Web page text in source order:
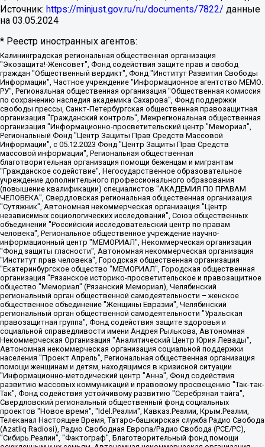
Источник: https://minjust.gov.ru/ru/documents/7822/ данные
на 03.05.2024
* Реестр иностранных агентов:
Калининградская региональная общественная организация "Экозащита!-Женсовет", Фонд содействия защите прав и свобод граждан "Общественный вердикт", Фонд "Институт Развития Свободы Информации", Частное учреждение "Информационное агентство МЕМО. РУ", Региональная общественная организация "Общественная комиссия по сохранению наследия академика Сахарова", Фонд поддержки свободы прессы, Санкт-Петербургская общественная правозащитная организация "Гражданский контроль", Межрегиональная общественная организация "Информационно-просветительский центр "Мемориал", Региональный Фонд "Центр Защиты Прав Средств Массовой Информации", с 05.12.2023 Фонд "Центр Защиты Прав Средств массовой информации", Региональная общественная благотворительная организация помощи беженцам и мигрантам "Гражданское содействие", Негосударственное образовательное учреждение дополнительного профессионального образования (повышение квалификации) специалистов "АКАДЕМИЯ ПО ПРАВАМ ЧЕЛОВЕКА", Свердловская региональная общественная организация "Сутяжник", Автономная некоммерческая организация "Центр независимых социологических исследований", Союз общественных объединений "Российский исследовательский центр по правам человека", Региональное общественное учреждение научно-информационный центр "МЕМОРИАЛ", Некоммерческая организация "Фонд защиты гласности", Автономная некоммерческая организация "Институт прав человека", Городская общественная организация "Екатеринбургское общество "МЕМОРИАЛ", Городская общественная организация "Рязанское историко-просветительское и правозащитное общество "Мемориал" (Рязанский Мемориал), Челябинский региональный орган общественной самодеятельности – женское общественное объединение "Женщины Евразии", Челябинский региональный орган общественной самодеятельности "Уральская правозащитная группа", Фонд содействия защите здоровья и социальной справедливости имени Андрея Рылькова, Автономная Некоммерческая Организация "Аналитический Центр Юрия Левады", Автономная некоммерческая организация социальной поддержки населения "Проект Апрель", Региональная общественная организация помощи женщинам и детям, находящимся в кризисной ситуации "Информационно-методический центр "Анна", Фонд содействия развитию массовых коммуникаций и правовому просвещению "Так-так-Так", Фонд содействия устойчивому развитию "Серебряная тайга", Свердловский региональный общественный фонд социальных проектов "Новое время", "Idel.Реалии", Кавказ.Реалии, Крым.Реалии, Телеканал Настоящее Время, Татаро-башкирская служба Радио Свобода (Azatliq Radiosi), Радио Свободная Европа/Радио Свобода (PCE/PC), "Сибирь.Реалии", "Фактограф", Благотворительный фонд помощи осужденным и их семьям, Автономная некоммерческая организация "Институт глобализации и социальных движений", Фонд "В защиту прав заключенных", Частное учреждение "Центр поддержки и содействия развитию средств массовой информации", Пензенский региональный общественный благотворительный фонд "Гражданский союз", "Север.Реалии", Некоммерческая организация Фонд "Правовая инициатива", Общество с ограниченной ответственностью "Радио Свободная Европа/Радио Свобода", Чешское информационное агентство "MEDIUM-ORIENT", Красноярская региональная общественная организация "Мы против СПИДа", Камалягин Денис Николаевич, Маркелов Сергей Евгеньевич, Пономарев Лев Александрович, Савицкая Людмила Алексеевна, Автономная некоммерческая организация "Центр по работе с проблемой насилия "НАСИЛИЮ.НЕТ", Межрегиональный профессиональный союз работников здравоохранения "Альянс врачей", Юридическое лицо, зарегистрированное в Латвийской Республике, SIA "Medusa Project" (регистрационный номер 40103797863, дата регистрации 10.06.2014), Некоммерческая организация "Фонд по борьбе с коррупцией", Автономная некоммерческая организация "Институт права и публичной политики", Баданин Роман Сергеевич, Гликин Максим Александрович, Железнова Мария Михайловна, Лукьянова Юлия Сергеевна, Маетная Елизавета Витальевна, Маняхин Петр Борисович, Чуракова Ольга Владимировна, Ярош Юлия Петровна, Юридическое лицо "The Insider SIA", зарегистрированное в Риге, Латвийская Республика (дата регистрации 26.06.2015), являющееся администратором доменного имени интернет-издания "The Insider SIA", https://theins.ru, Постернак Алексей Евгеньевич, Рубин Михаил Аркадьевич, Анин Роман Александрович, Юридическое лицо Istories fonds, зарегистрированное в Латвийской Республике (регистрационный номер 50008295751, дата регистрации 24.02.2020), Великовский Дмитрий Александрович, Долинина Ирина Николаевна, Мароховская Алеся Алексеевна, Шлейнов Роман Юрьевич, Шмагун Олеся Валентиновна, Общество с ограниченной ответственностью "Альтаир 2021", Общество с ограниченной ответственностью "Вега 2021", Общество с ограниченной ответственностью "Главный редактор 2021", Общество с ограниченной ответственностью "Ромашки монолит", Важенков Артем Валерьевич, Ивановская областная общественная организация "Центр гендерных исследований", Гурман Юрий Альбертович, Медиапроект "ОВД-Инфо", Егоров Владимир Владимирович, Жилинский Владимир Александрович, Общество с ограниченной ответственностью "ЗП", Иванова София Юрьевна, Карезина Инна Павловна, Кильтау Екатерина Викторовна, Петров Алексей Викторович, Пискунов Сергей Евгеньевич, Смирнов Сергей Сергеевич, Тихонов Михаил Сергеевич, Общество с ограниченной ответственностью "ЖУРНАЛИСТ-ИНОСТРАННЫЙ АГЕНТ", Арапова Галина Юрьевна, Вольтская Татьяна Анатольевна, Американская компания "Mason G.E.S. Anonymous Foundation" (США), являющаяся владельцем интернет-издания https://mnews.world/, Компания "Stichting Bellingcat", зарегистрированная в Нидерландах (дата регистрации 11.07.2018), Захаров Андрей Вячеславович, Клепиковская Екатерина Дмитриевна, Общество с ограниченной ответственностью "МЕМО", Перл Роман Александрович, Симонов Евгений Алексеевич, Соловьева Елена Анатольевна, Сотников Даниил Владимирович, Сурначева Елизавета Дмитриевна, Автономная некоммерческая организация по защите прав человека и информированию населения "Якутия – Наше Мнение", Общество с ограниченной ответственностью "Москоу диджитал медиа", с 26.01.2023 Общество с ограниченной ответственностью "Чайка Белые сады", Ветошкина Валерия Валерьевна, Заговора Максим Александрович, Межрегиональное общественное движение "Российская ЛГБТ - сеть", Оленичев Максим Владимирович, Павлов Иван Юрьевич, Скворцова Елена Сергеевна, Общество с ограниченной ответственностью "Как бы инагент", Кочетков Игорь Викторович, Общество с ограниченной ответственностью "Честные выборы", Еланчик Олег Александрович, Общество с ограниченной ответственностью "Нобелевский призыв", Гималова Регина Эмилевна, Григорьев Андрей Валерьевич, Григорьева Алина Александровна, Ассоциация по содействию защите прав призывников, альтернативнослужащих и военнослужащих "Правозащитная группа "Гражданин.Армия.Право", Хисамова Регина Фаритовна, Автономная некоммерческая организация по реализации социально-правовых программ "Лилит", Дальневосточное общественное движение "Маяк", Санкт-Петербургская ЛГБТ-инициативная группа "Выход", Инициативная группа ЛГБТ+ "Реверс", Алексеев Андрей Викторович, Бекбулатова Таисия Львовна, Беляев Иван Михайлович, Владыкина Елена Сергеевна, Гельман Марат Александрович, Никульшина Вероника Юрьевна, Толоконникова Надежда Андреевна, Шендерович Виктор Анатольевич, Общество с ограниченной ответственностью "Данное сообщение", Общество с ограниченной ответственностью Издательский дом "Новая глава", Айнбиндер Александра Александровна, Московский комьюнити-центр для ЛГБТ+инициатив, Благотворительный фонд развития филантропии, Deutsche Welle (Германия, Kurt-Schumacher-Strasse 3, 53113 Bonn), Борзунова Мария Михайловна, Воробьев Виктор Викторович, Голубева Анна Львовна, Константинова Алла Михайловна, Малкова Ирина Владимировна, Мурадов Мурад Абдулгалимович, Осетинская Елизавета Николаевна, Понасенков Евгений Николаевич, Ганапольский Матвей Юрьевич, Киселев Евгений Алексеевич, Борухович Ирина Григорьевна, Дремин Иван Тимофеевич, Дубровский Дмитрий Викторович, Красноярская региональная общественная организация поддержки и развития альтернативных образовательных технологий и межкультурных коммуникаций "ИНТЕРРА", Маяковская Екатерина Алексеевна, Фейгин Марк Захарович, Филимонов Андрей Викторович, Дзугкоева Регина Николаевна, Доброхотов Роман Александрович, Дудь Юрий Александрович, Елкин Сергей Владимирович, Кругликов Кирилл Игоревич, Сабунаева Мария Леонидовна, Семенов Алексей Владимирович, Шаинян Карен Багратович, Шульман Екатерина Михайловна, Асафьев Артур Валерьевич, Вахштайн Виктор Семенович, Венедиктов Алексей Алексеевич, Лушникова Екатерина Евгеньевна, Волков Леонид Михайлович, Невзоров Александр Глебович, Пархоменко Сергей Борисович, Сироткин Ярослав Николаевич, Кара-Мурза Владимир Владимирович, Баранова Наталья Владимировна, Гозман Леонид Яковлевич, Кагарлицкий Борис Юльевич, Климарев Михаил Валерьевич, Милов Владимир Станиславович, Автономная некоммерческая организация Краснодарский центр современного искусства "Типография", Моргенштерн Алишер Тагирович, Соболь Любовь Эдуардовна, Общество с ограниченной ответственностью "ЛИЗА НОРМ", Каспаров Гарри Кимович, Ходорковский Михаил Борисович, Общество с ограниченной ответственностью "Апрельские тезисы", Данилович Ирина Брониславовна, Кашин Олег Владимирович, Петров Николай Владимирович, Пивоваров Алексей Владимирович, Соколов Михаил Владимирович, Цветкова Юлия Владимировна, Чичваркин Евгений Александрович, Комитет против пыток/Команда против пыток, Общество с ограниченной ответственностью "Первый научный", Общество с ограниченной ответственностью "Вертолет и ко", Белоцерковская Вероника Борисовна, Кац Максим Евгеньевич, Лазарева Татьяна Юрьевна, Шаведдинов Руслан Табризович, Яшин Илья Валерьевич, Общество с ограниченной ответственностью "Иноагент ААВ", Алешковский Дмитрий Петрович, Альбац Евгения Марковна, Быков Дмитрий Львович, Галямина Юлия Евгеньевна, Лойко Сергей Леонидович, Мартынов Кирилл Константинович, Медведев Сергей Александрович, Крашенинников Федор Геннадиевич, Гордеева Катерина Вл